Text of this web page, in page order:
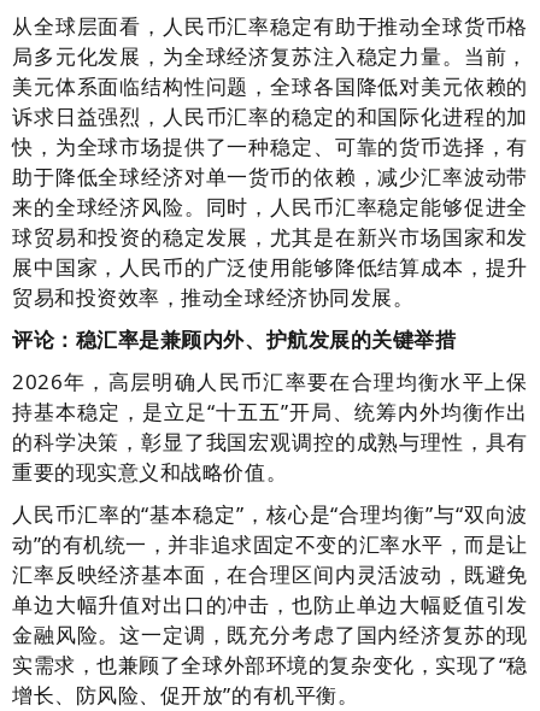
从全球层面看，人民币汇率稳定有助于推动全球货币格
局多元化发展，为全球经济复苏注入稳定力量。当前，
美元体系面临结构性问题，全球各国降低对美元依赖的
诉求日益强烈，人民币汇率的稳定的和国际化进程的加
快，为全球市场提供了一种稳定、可靠的货币选择，有
助于降低全球经济对单一货币的依赖，减少汇率波动带
来的全球经济风险。同时，人民币汇率稳定能够促进全
球贸易和投资的稳定发展，尤其是在新兴市场国家和发
展中国家，人民币的广泛使用能够降低结算成本，提升
贸易和投资效率，推动全球经济协同发展。
评论：稳汇率是兼顾内外、护航发展的关键举措
2026年，高层明确人民币汇率要在合理均衡水平上保
持基本稳定，是立足“十五五”开局、统筹内外均衡作出
的科学决策，彰显了我国宏观调控的成熟与理性，具有
重要的现实意义和战略价值。
人民币汇率的“基本稳定”，核心是“合理均衡”与“双向波
动”的有机统一，并非追求固定不变的汇率水平，而是让
汇率反映经济基本面，在合理区间内灵活波动，既避免
单边大幅升值对出口的冲击，也防止单边大幅贬值引发
金融风险。这一定调，既充分考虑了国内经济复苏的现
实需求，也兼顾了全球外部环境的复杂变化，实现了“稳
增长、防风险、促开放”的有机平衡。